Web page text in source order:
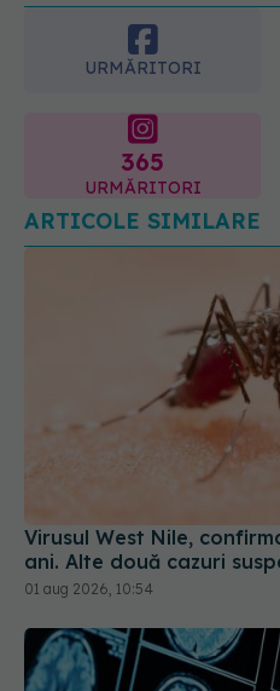
365
ARTICOLE SIMILARE
Virusul West Nile,
ani. Alte două cazuri